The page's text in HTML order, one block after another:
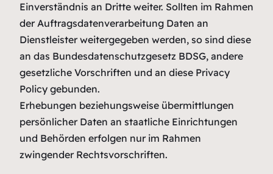
Einverständnis an Dritte weiter. Sollten im Rahmen
der Auftragsdatenverarbeitung Daten an
Dienstleister weitergegeben werden, so sind diese
an das Bundesdatenschutzgesetz BDSG, andere
gesetzliche Vorschriften und an diese Privacy
Policy gebunden.
Erhebungen beziehungsweise übermittlungen
persönlicher Daten an staatliche Einrichtungen
und Behörden erfolgen nur im Rahmen
zwingender Rechtsvorschriften.